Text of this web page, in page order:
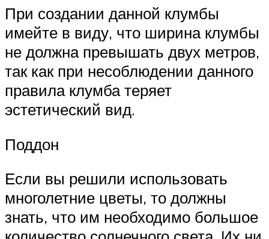
При создании данной клумбы
имейте в виду, что ширина клумбы
не должна превышать двух метров,
так как при несоблюдении данного
правила клумба теряет
эстетический вид.
Поддон
Если вы решили использовать
многолетние цветы, то должны
знать, что им необходимо большое